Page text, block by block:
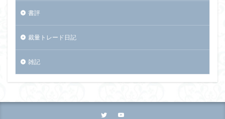
書評
裁量トレード日記
雑記